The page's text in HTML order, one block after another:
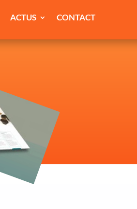
ACTUS CONTACT